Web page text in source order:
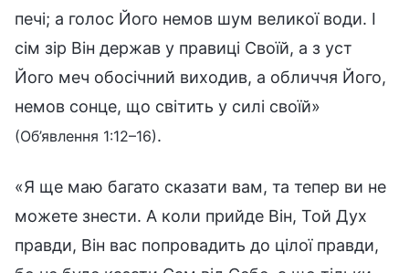
печі; а голос Його немов шум великої води. І
сім зір Він держав у правиці Своїй, а з уст
Його меч обосічний виходив, а обличчя Його,
немов сонце, що світить у силі своїй»
(Об’явлення 1:12–16).
«Я ще маю багато сказати вам, та тепер ви не
можете знести. А коли прийде Він, Той Дух
правди, Він вас попровадить до цілої правди,